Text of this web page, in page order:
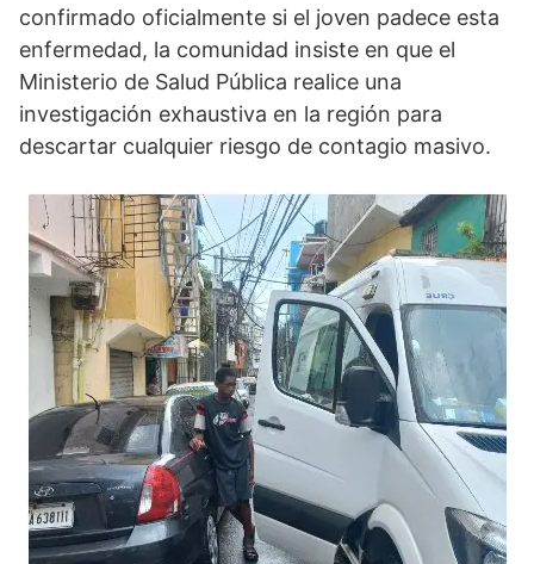
confirmado oficialmente si el joven padece esta
enfermedad, la comunidad insiste en que el
Ministerio de Salud Pública realice una
investigación exhaustiva en la región para
descartar cualquier riesgo de contagio masivo.